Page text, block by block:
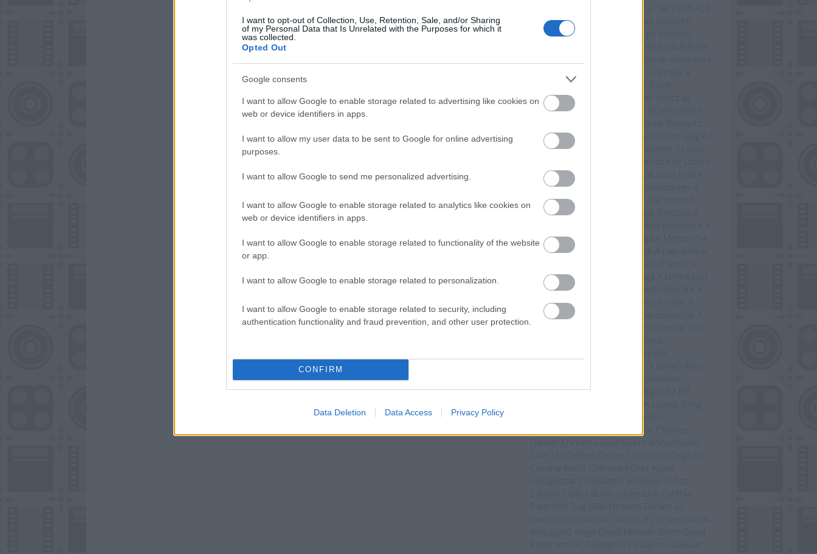
I want to opt-out of Collection, Use, Retention, Sale, and/or Sharing
of my Personal Data that Is Unrelated with the Purposes for which it
was collected.
Opted Out
Google consents
I want to allow Google to enable storage related to advertising like cookies on
web or device identifiers in apps.
I want to allow my user data to be sent to Google for online advertising
purposes.
I want to allow Google to send me personalized advertising.
I want to allow Google to enable storage related to analytics like cookies on
web or device identifiers in apps.
I want to allow Google to enable storage related to functionality of the website
or app.
I want to allow Google to enable storage related to personalization.
I want to allow Google to enable storage related to security, including
authentication functionality and fraud prevention, and other user protection.
CONFIRM
Data Deletion Data Access Privacy Policy
1152. tél 1984 ACE
Gamebooks
Agave Könyvek
Akkord Kiadó
Alastair Fothergill
Alekszej
Alsó határérték
Andrzej Sapkowski Anke Kuhl
Árnyak a
Árnyék Innsmouth fölött
asztrofizika
Athenaeum Kiadó
Atlasz az
óceánokról
Az állatok érzelmi élete
Az antik Róma Az
Avatar világa
Az elveszett világ Az
emberiség története – A kezdetek Az ókori
Az országút harcosa Az utolsó
kívánság Az út vége A dinoszaurusz tolla A
fák titkos élete
A farkasok bölcsessége
A
földi idegenek
A Háromtest-
probléma A háromtest-trilógia A hobbit A
A képregény története
A
kívülálló A Krampusz éjszakája A Megtorló
A
megvetés ideje
A mi bolygónk A nap amikor
A sötét erdő
A
szilmarilok
A temetők élővilága A természet
jelbeszéde
A természet rejtett hálózata A
tó úrnője A Tűzhegy varázslója A vaják A
végzet kardja
A versengés paradoxonjai A
veszedelem kikötője
A világ története 500
Bakancslista –
Befejezetlen regék
Békefi Ákos
Benedek
Szabolcs Beren és Lúthien Big Data Bill
Bolygónk csodái Bong
Cartaphilus
Chameleon Comix
Charles
Darwin
Christina Scull
Ciceró Könyvstúdió
Cixin Liu
Colleen Doran
Consuelo Delgado
Corvina Kiadó
Csernobil
Cser Kiadó
csillagászat
Csodálatos evolúció
Csősz
Sándor
Cullen Bunn cyberpunk
Cynthia
Paterson Dag Olav Hessen Darwin az
óvatos forradalmár Darwin és az ízeltlábúak
lenyűgöző világa David Michael Smith David
Petersen DC Deadpool
Deadpool-alakulat